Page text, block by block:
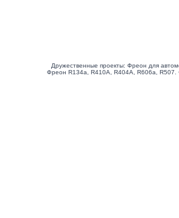
Дружественные проекты: Фреон для
Фреон R134a, R410A, R404A, R606a,